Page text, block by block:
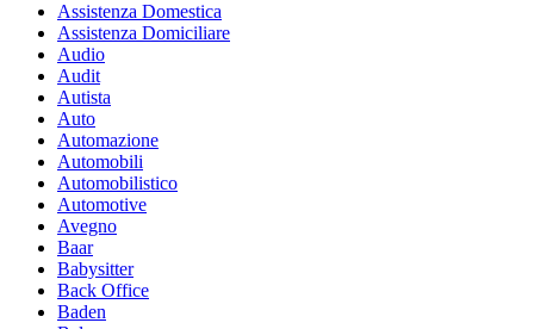
Assistenza Domestica
Assistenza Domiciliare
Audio
Audit
Autista
Auto
Automazione
Automobili
Automobilistico
Automotive
Avegno
Baar
Babysitter
Back Office
Baden